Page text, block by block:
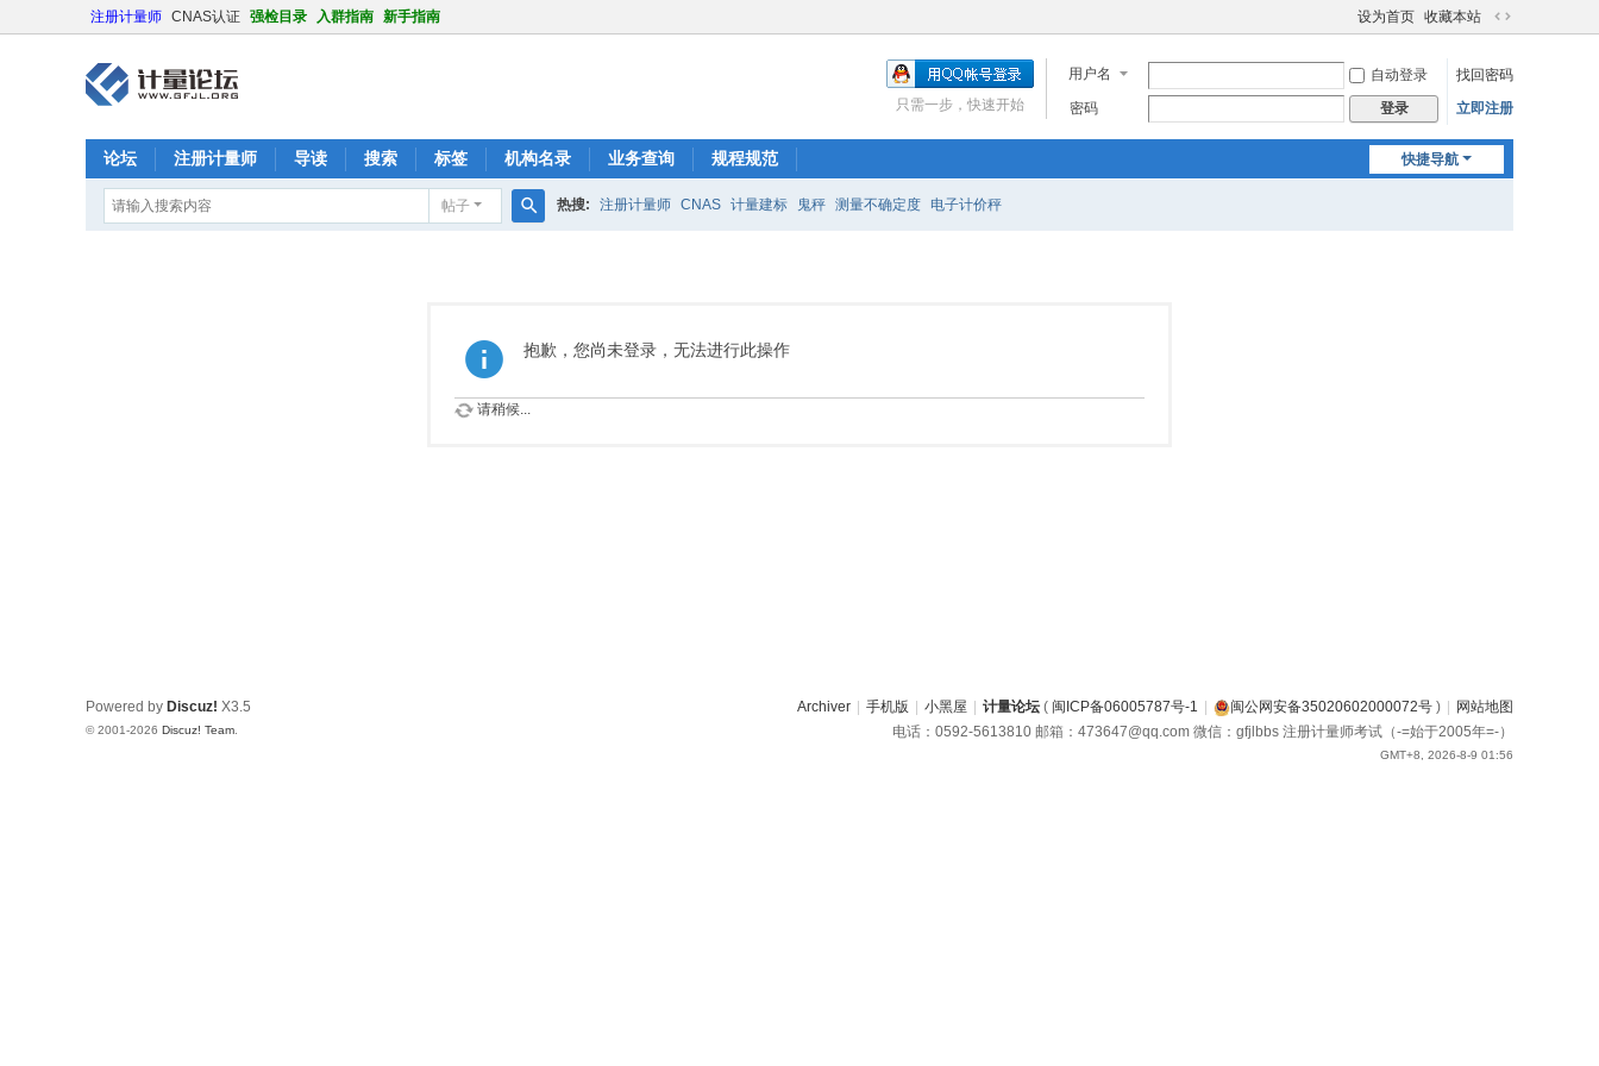
注册计量师 CNAS认证 强检目录 入群指南 新手指南 设为首页 收藏本站
切
到
宽
用户名 自动登录
找回密码
密码
登录 立即注册
只需一步，快速开始
快捷导航
论坛 注册计量师 导读 搜索 标签 机构名录 业务查询 规程规范
帖子 热搜: 注册计量师 CNAS 计量建标 鬼秤 测量不确定度 电子计价秤
抱歉，您尚未登录，无法进行此操作
请稍候...
Archiver 手机版 小黑屋 计量论坛 ( 闽ICP备06005787号-1 闽公网安备35020602000072号 )
网站地图
电话：0592-5613810 邮箱：473647@qq.com 微信：gfjlbbs 注册计量师考试（-=始于2005年=-）
GMT+8, 2026-8-9 01:56
Powered by Discuz! X3.5
© 2001-2026 Discuz! Team